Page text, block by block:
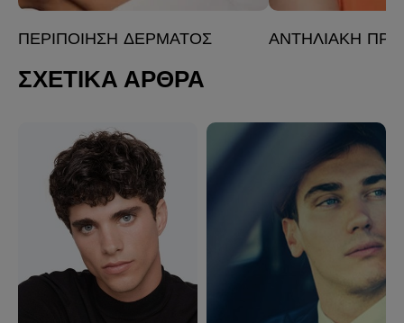
ΠΕΡΙΠΟΊΗΣΗ ΔΈΡΜΑΤΟΣ ΑΝΤΗΛΙΑΚΉ
ΣΧΕΤΙΚΑ ΑΡΘΡΑ